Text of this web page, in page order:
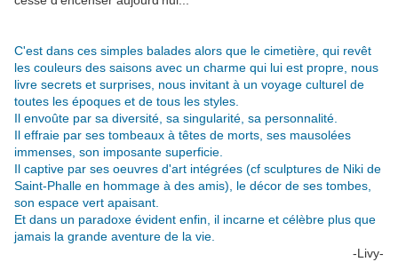
C'est dans ces simples balades alors que le cimetière, qui revêt
les couleurs des saisons avec un charme qui lui est propre, nous
livre secrets et surprises, nous invitant à un voyage culturel de
toutes les époques et de tous les styles.
Il envoûte par sa diversité, sa singularité, sa personnalité.
Il effraie par ses tombeaux à têtes de morts, ses mausolées
immenses, son imposante superficie.
Il captive par ses oeuvres d'art intégrées (cf sculptures de Niki de
Saint-Phalle en hommage à des amis), le décor de ses tombes,
son espace vert apaisant.
Et dans un paradoxe évident enfin, il incarne et célèbre plus que
jamais la grande aventure de la vie.
-Livy-